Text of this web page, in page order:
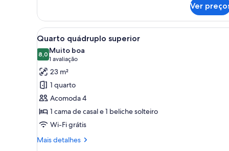
grande
solteiro
superior,
1
cama
de
solteiro
grande
Ver
Carrega
todas
as
fotos
de
Quarto
quádruplo
superior
Quarto com cabeceira de
10
Quarto quádruplo superior
8,08,0 de 10
Muito boa
1 avaliação
(1
avaliação)
23 m²
1 quarto
Acomoda 4
1 cama de casal e 1 beliche solteiro
Wi-Fi grátis
Mais detalhes
Mais